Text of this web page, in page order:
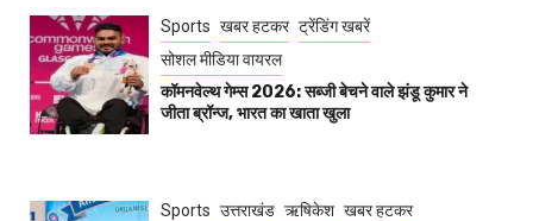
Sports खबर हटकर ट्रेंडिंग खबरें
सोशल मीडिया वायरल
कॉमनवेल्थ गेम्स 2026: सब्जी बेचने वाले झंडू कुमार ने
जीता ब्रॉन्ज, भारत का खाता खुला
Sports उत्तराखंड ऋषिकेश खबर हटकर